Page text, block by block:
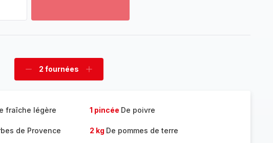
la
Supprimer
2 fournées
Ajouter
fraîche légère 1 pincée De poivre
de Provence 2 kg De pommes de terre